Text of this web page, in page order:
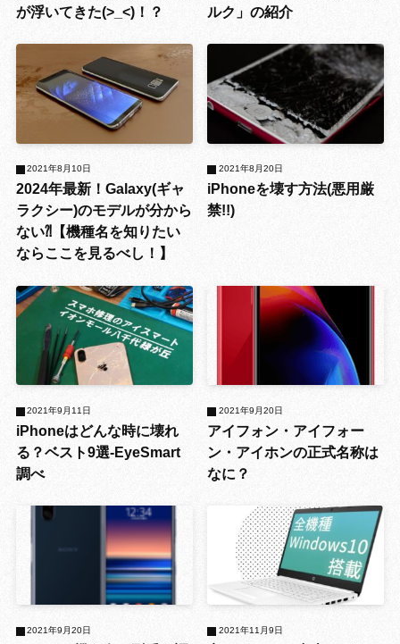
が浮いてきた(>_<)！？
ルク」の紹介
2024年最新！Galaxy(ギャ
ラクシー)のモデルが分から
ない⁈【機種名を知りたい
ならここを見るべし！】
2021年8月10日
iPhoneを壊す方法(悪用厳
禁!!)
2021年8月20日
iPhoneはどんな時に壊れ
る？ベスト9選-EyeSmart
調べ
2021年9月11日
アイフォン・アイフォー
ン・アイホンの正式名称は
なに？
2021年9月20日
2021年9月20日 2021年11月9日